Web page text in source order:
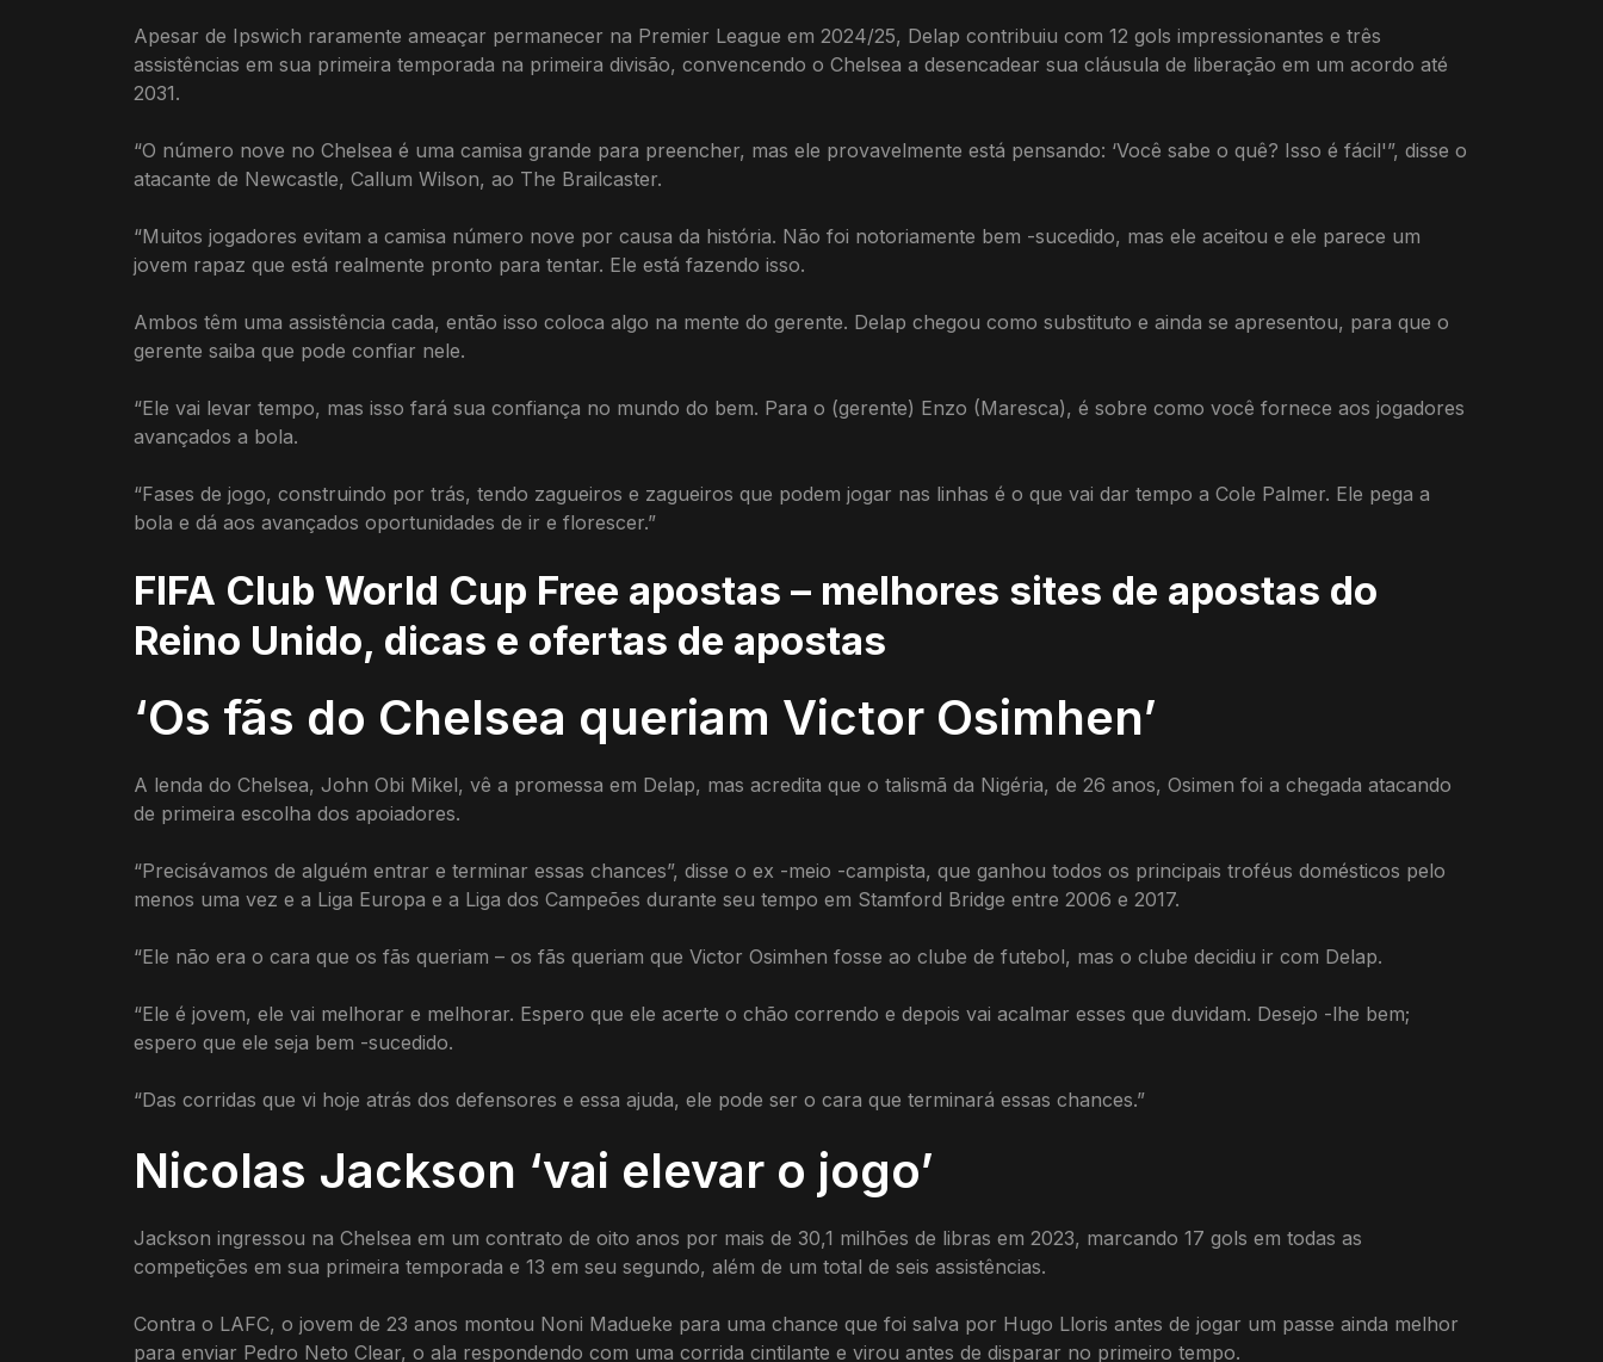
Apesar de Ipswich raramente ameaçar permanecer na Premier League em 2024/25, Delap contribuiu com 12 gols impressionantes e três
assistências em sua primeira temporada na primeira divisão, convencendo o Chelsea a desencadear sua cláusula de liberação em um acordo até
2031.
“O número nove no Chelsea é uma camisa grande para preencher, mas ele provavelmente está pensando: ‘Você sabe o quê? Isso é fácil'”, disse o
atacante de Newcastle, Callum Wilson, ao The Brailcaster.
“Muitos jogadores evitam a camisa número nove por causa da história. Não foi notoriamente bem -sucedido, mas ele aceitou e ele parece um
jovem rapaz que está realmente pronto para tentar. Ele está fazendo isso.
Ambos têm uma assistência cada, então isso coloca algo na mente do gerente. Delap chegou como substituto e ainda se apresentou, para que o
gerente saiba que pode confiar nele.
“Ele vai levar tempo, mas isso fará sua confiança no mundo do bem. Para o (gerente) Enzo (Maresca), é sobre como você fornece aos jogadores
avançados a bola.
“Fases de jogo, construindo por trás, tendo zagueiros e zagueiros que podem jogar nas linhas é o que vai dar tempo a Cole Palmer. Ele pega a
bola e dá aos avançados oportunidades de ir e florescer.”
FIFA Club World Cup Free apostas – melhores sites de apostas do
Reino Unido, dicas e ofertas de apostas
‘Os fãs do Chelsea queriam Victor Osimhen’
A lenda do Chelsea, John Obi Mikel, vê a promessa em Delap, mas acredita que o talismã da Nigéria, de 26 anos, Osimen foi a chegada atacando
de primeira escolha dos apoiadores.
“Precisávamos de alguém entrar e terminar essas chances”, disse o ex -meio -campista, que ganhou todos os principais troféus domésticos pelo
menos uma vez e a Liga Europa e a Liga dos Campeões durante seu tempo em Stamford Bridge entre 2006 e 2017.
“Ele não era o cara que os fãs queriam – os fãs queriam que Victor Osimhen fosse ao clube de futebol, mas o clube decidiu ir com Delap.
“Ele é jovem, ele vai melhorar e melhorar. Espero que ele acerte o chão correndo e depois vai acalmar esses que duvidam. Desejo -lhe bem;
espero que ele seja bem -sucedido.
“Das corridas que vi hoje atrás dos defensores e essa ajuda, ele pode ser o cara que terminará essas chances.”
Nicolas Jackson ‘vai elevar o jogo’
Jackson ingressou na Chelsea em um contrato de oito anos por mais de 30,1 milhões de libras em 2023, marcando 17 gols em todas as
competições em sua primeira temporada e 13 em seu segundo, além de um total de seis assistências.
Contra o LAFC, o jovem de 23 anos montou Noni Madueke para uma chance que foi salva por Hugo Lloris antes de jogar um passe ainda melhor
para enviar Pedro Neto Clear, o ala respondendo com uma corrida cintilante e virou antes de disparar no primeiro tempo.